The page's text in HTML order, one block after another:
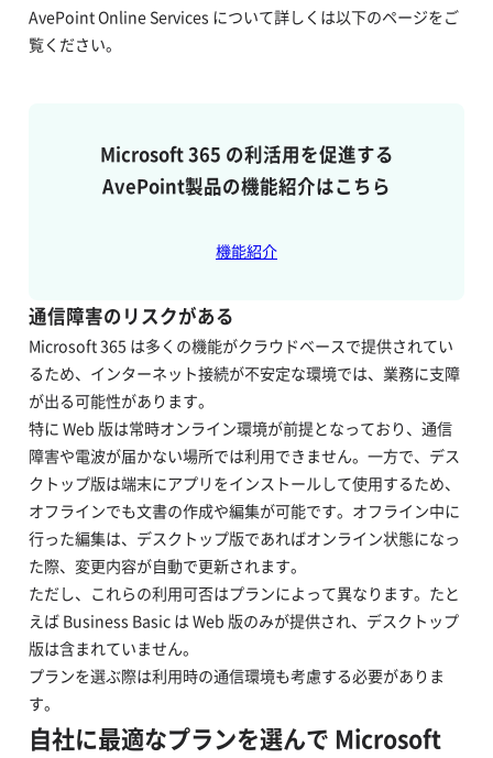
AvePoint Online Services について詳しくは以下のページをご
覧ください。
Microsoft 365 の利活用を促進する
AvePoint製品の機能紹介はこちら
機能紹介
通信障害のリスクがある
Microsoft 365 は多くの機能がクラウドベースで提供されてい
るため、インターネット接続が不安定な環境では、業務に支障
が出る可能性があります。
特に Web 版は常時オンライン環境が前提となっており、通信
障害や電波が届かない場所では利用できません。一方で、デス
クトップ版は端末にアプリをインストールして使用するため、
オフラインでも文書の作成や編集が可能です。オフライン中に
行った編集は、デスクトップ版であればオンライン状態になっ
た際、変更内容が自動で更新されます。
ただし、これらの利用可否はプランによって異なります。たと
えば Business Basic は Web 版のみが提供され、デスクトップ
版は含まれていません。
プランを選ぶ際は利用時の通信環境も考慮する必要がありま
す。
自社に最適なプランを選んで Microsoft